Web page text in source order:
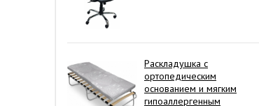
Раскладушка с
ортопедическим
основанием и мягким
гипоаллергенным